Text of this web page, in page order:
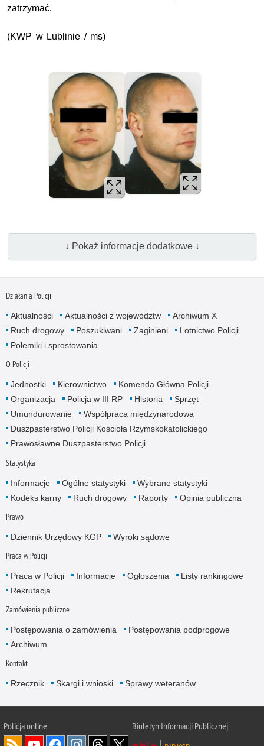
zatrzymać.
(KWP w Lublinie / ms)
↓ Pokaż informacje dodatkowe ↓
Działania Policji
Aktualności Aktualności z województw
Archiwum X
Ruch drogowy
Poszukiwani Zaginieni
Lotnictwo Policji
Polemiki i sprostowania
O Policji
Jednostki Kierownictwo
Komenda Główna Policji
Organizacja
Policja w III RP Historia
Sprzęt
Umundurowanie
Współpraca międzynarodowa
Duszpasterstwo Policji Kościoła Rzymskokatolickiego
Prawosławne Duszpasterstwo Policji
Statystyka
Informacje Ogólne statystyki
Wybrane statystyki
Kodeks karny
Ruch drogowy Raporty Opinia publiczna
Prawo
Dziennik Urzędowy KGP Wyroki sądowe
Praca w Policji
Praca w Policji Informacje Ogłoszenia
Listy rankingowe
Rekrutacja
Zamówienia publiczne
Postępowania o zamówienia
Postępowania podprogowe
Archiwum
Kontakt
Rzecznik Skargi i wnioski Sprawy weteranów
Policjaonline
Biuletyn Informacji Publicznej